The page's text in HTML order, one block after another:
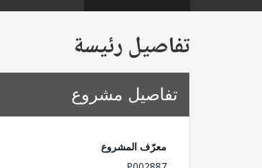
تفاصيل رئيسة
تفاصيل مشروع
معرّف المشروع